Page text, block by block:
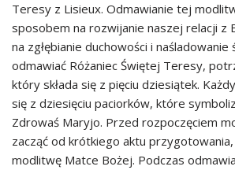
Teresy z Lisieux. Odmawianie tej
sposobem na rozwijanie naszej relacji z
na zgłębianie duchowości i
odmawiać Różaniec Świętej Teresy,
który składa się z pięciu dziesiątek.
się z dziesięciu paciorków, które
Zdrowaś Maryjo. Przed rozpoczęciem
zacząć od krótkiego aktu
modlitwę Matce Bożej. Podczas